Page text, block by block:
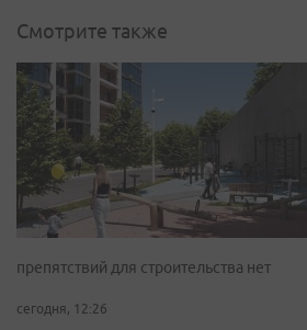
Смотрите также
препятствий для строительства нет
сегодня, 12:26